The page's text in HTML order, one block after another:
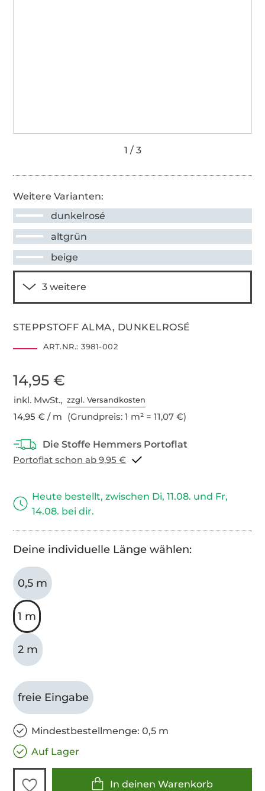
Weitere Varianten:
dunkelrosé
altgrün
beige
STEPPSTOFF ALMA, DUNKELROSÉ
ART.NR.: 3981-002
14,95 €
inkl. MwSt.,zzgl. Versandkosten
14,95 € / m (Grundpreis: 1 m² = 11,07 €)
Portoflat schon ab 9,95 €
Heute bestellt, zwischen Di, 11.08. und Fr,
14.08. bei dir.
Deine individuelle Länge wählen:
0,5 m
1 m
2 m
freie Eingabe
Mindestbestellmenge: 0,5 m
Auf Lager
In deinen Warenkorb